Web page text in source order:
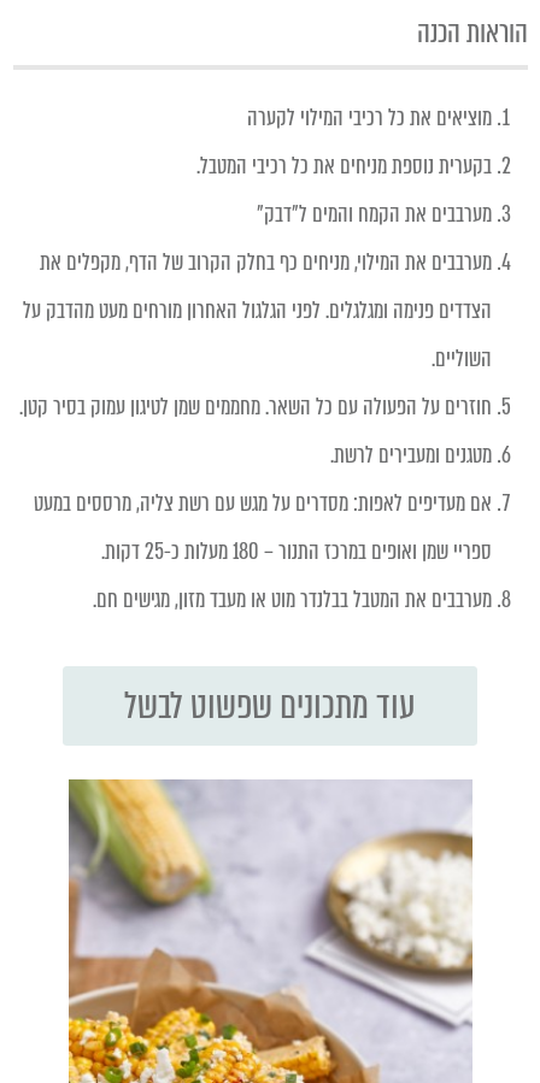
הוראות הכנה
מוציאים את כל רכיבי המילוי לקערה
בקערית נוספת מניחים את כל רכיבי המטבל.
מערבבים את הקמח והמים ל"דבק"
מערבבים את המילוי, מניחים כף בחלק הקרוב של הדף, מקפלים את
הצדדים פנימה ומגלגלים. לפני הגלגול האחרון מורחים מעט מהדבק על
השוליים.
חוזרים על הפעולה עם כל השאר. מחממים שמן לטיגון עמוק בסיר קטן.
מטגנים ומעבירים לרשת.
אם מעדיפים לאפות: מסדרים על מגש עם רשת צליה, מרססים במעט
ספריי שמן ואופים במרכז התנור – 180 מעלות כ-25 דקות.
מערבבים את המטבל בבלנדר מוט או מעבד מזון, מגישים חם.
עוד מתכונים שפשוט לבשל